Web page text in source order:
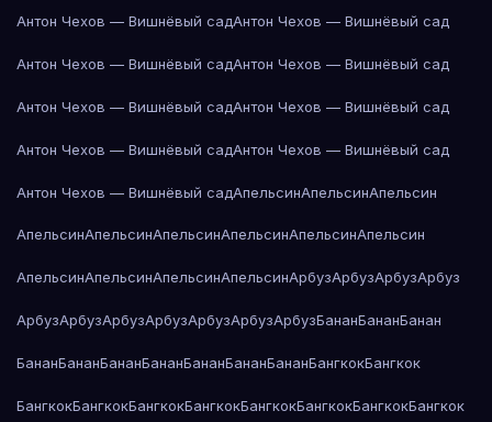
Антон Чехов — Вишнёвый садАнтон Чехов — Вишнёвый сад
Антон Чехов — Вишнёвый садАнтон Чехов — Вишнёвый сад
Антон Чехов — Вишнёвый садАнтон Чехов — Вишнёвый сад
Антон Чехов — Вишнёвый садАнтон Чехов — Вишнёвый сад
Антон Чехов — Вишнёвый садАпельсинАпельсинАпельсин
АпельсинАпельсинАпельсинАпельсинАпельсинАпельсин
АпельсинАпельсинАпельсинАпельсинАрбузАрбузАрбузАрбуз
АрбузАрбузАрбузАрбузАрбузАрбузАрбузБананБананБанан
БананБананБананБананБананБананБананБангкокБангкок
БангкокБангкокБангкокБангкокБангкокБангкокБангкокБангкок